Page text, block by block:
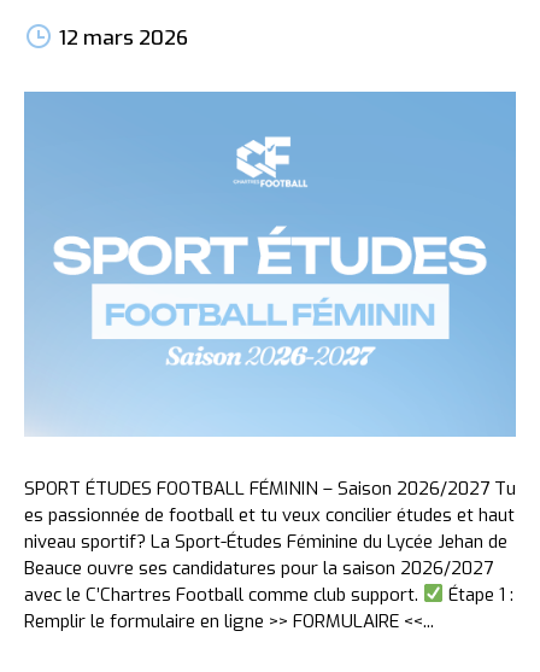
12 mars 2026
SPORT ÉTUDES FOOTBALL FÉMININ – Saison 2026/2027 Tu
es passionnée de football et tu veux concilier études et haut
niveau sportif? La Sport-Études Féminine du Lycée Jehan de
Beauce ouvre ses candidatures pour la saison 2026/2027
avec le C’Chartres Football comme club support.
Étape 1 :
Remplir le formulaire en ligne >> FORMULAIRE <<...